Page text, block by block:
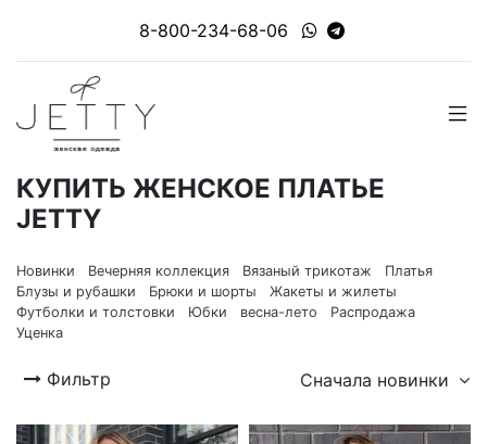
8-800-234-68-06
КУПИТЬ ЖЕНСКОЕ ПЛАТЬЕ
JETTY
Новинки Вечерняя коллекция Вязаный трикотаж
Платья
Блузы и рубашки
Брюки и шорты
Жакеты и жилеты
Футболки и толстовки
Юбки весна-лето
Распродажа
Уценка
Фильтр Сначала новинки